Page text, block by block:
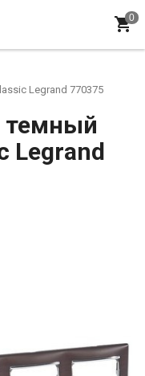
Legrand 770375
темный
Legrand